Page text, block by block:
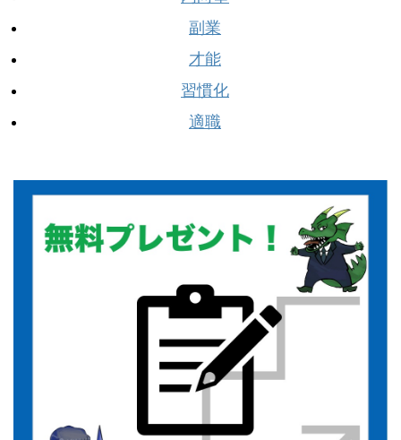
副業
才能
習慣化
適職